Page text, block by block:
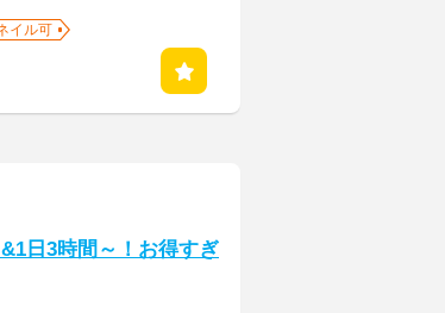
イル可
日3時間～！お得すぎ